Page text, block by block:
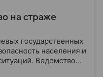
на страже
государственных
населения и
Ведомство
граждан от